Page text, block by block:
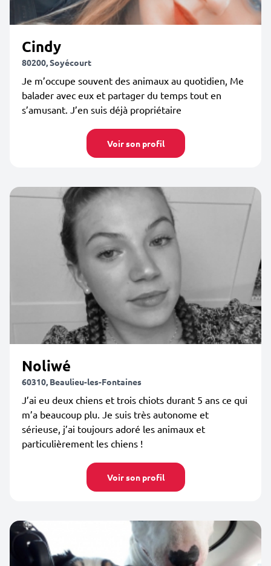
Cindy
80200, Soyécourt
Je m’occupe souvent des animaux au quotidien, Me
balader avec eux et partager du temps tout en
s’amusant. J’en suis déjà propriétaire
Voir son profil
Noliwé
60310, Beaulieu-les-Fontaines
J’ai eu deux chiens et trois chiots durant 5 ans ce qui
m’a beaucoup plu. Je suis très autonome et
sérieuse, j’ai toujours adoré les animaux et
particulièrement les chiens !
Voir son profil